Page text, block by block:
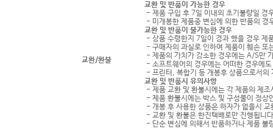
교환/환불
교환 및 반품이 가능한 경우
- 제품 구입 후 7일 이내의 초기불량일 경
- 미개봉한 제품중 변심에 의한 반품의 경
교환 및 반품이 불가능한 경우
- 상품 수령한지 7일이 경과 했을 경우 제
- 구매자의 과실로 인하여 제품이 훼손 또
- 제품의 가치가 감소한 경우에는 A/S만
- 소프트웨어의 경우에는 어떠한 경우에
- 프린터, 복합기 등 개봉후 상품으로서의
교환 및 반품시 유의사항
- 제품 교환 및 환불시에는 각 제품의 제
- 제품 환불시에는 박스 및 구성물이 정상
- 개봉 후 사용한 상품은 하자가 없을시
- 교환 및 환불은 한진택배로만 진행됩니
- 단순 변심에 의해서 반품하거나 제품